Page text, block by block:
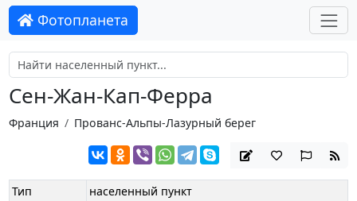
Фотопланета
Сен-Жан-Кап-Ферра
Франция Прованс-Альпы-Лазурный берег
Тип
населенный пункт